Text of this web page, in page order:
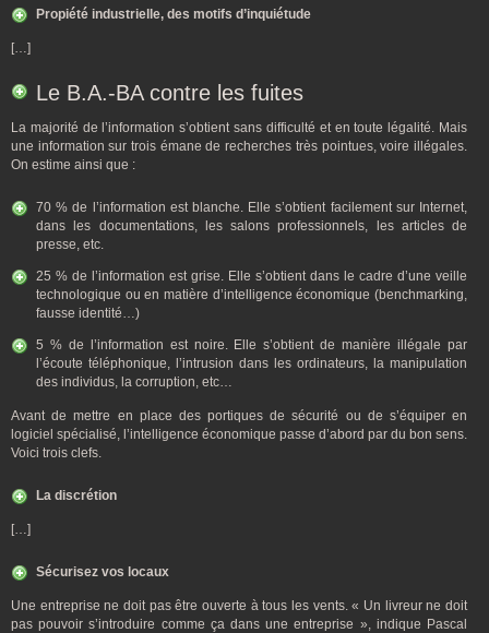
Propiété industrielle, des motifs d’inquiétude
[…]
Le B.A.-BA contre les fuites
La majorité de l’information s’obtient sans difficulté et en toute légalité. Mais
une information sur trois émane de recherches très pointues, voire illégales.
On estime ainsi que :
70 % de l’information est blanche. Elle s’obtient facilement sur Internet,
dans les documentations, les salons professionnels, les articles de
presse, etc.
25 % de l’information est grise. Elle s’obtient dans le cadre d’une veille
technologique ou en matière d’intelligence économique (benchmarking,
fausse identité…)
5 % de l’information est noire. Elle s’obtient de manière illégale par
l’écoute téléphonique, l’intrusion dans les ordinateurs, la manipulation
des individus, la corruption, etc…
Avant de mettre en place des portiques de sécurité ou de s’équiper en
logiciel spécialisé, l’intelligence économique passe d’abord par du bon sens.
Voici trois clefs.
La discrétion
[…]
Sécurisez vos locaux
Une entreprise ne doit pas être ouverte à tous les vents. « Un livreur ne doit
pas pouvoir s’introduire comme ça dans une entreprise », indique Pascal